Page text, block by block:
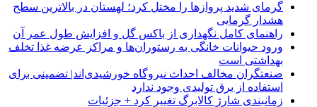
گرمای شدید پروازها را مختل کرد؛ لهستان در بالاترین سطح
هشدار گرمایی
راهنمای کامل نگهداری از باکس گل و افزایش طول عمر آن
ورود حیوانات خانگی به رستوران‌ها و مراکز عرضه غذا تخلف
بهداشتی است
صنعتگران مخالف احداث نیروگاه خورشیدی‌اند| تضمینی برای
استفاده از برق تولیدی وجود ندارد
زمانبندی شارژ کالابرگ تغییر کرد + جزئیات